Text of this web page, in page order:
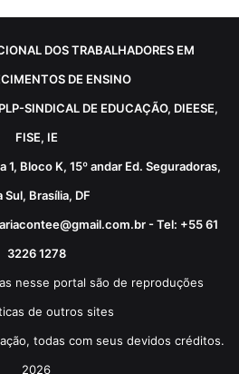
DOS TRABALHADORES EM
DE ENSINO
SINDICAL DE EDUCAÇÃO, DIEESE,
FISE, IE
1, Bloco K, 15º andar Ed. Seguradoras,
Sul, Brasília, DF
- Tel: +55 61
3226 1278
nesse portal são de reproduções
de outros sites
todas com seus devidos créditos.
2026